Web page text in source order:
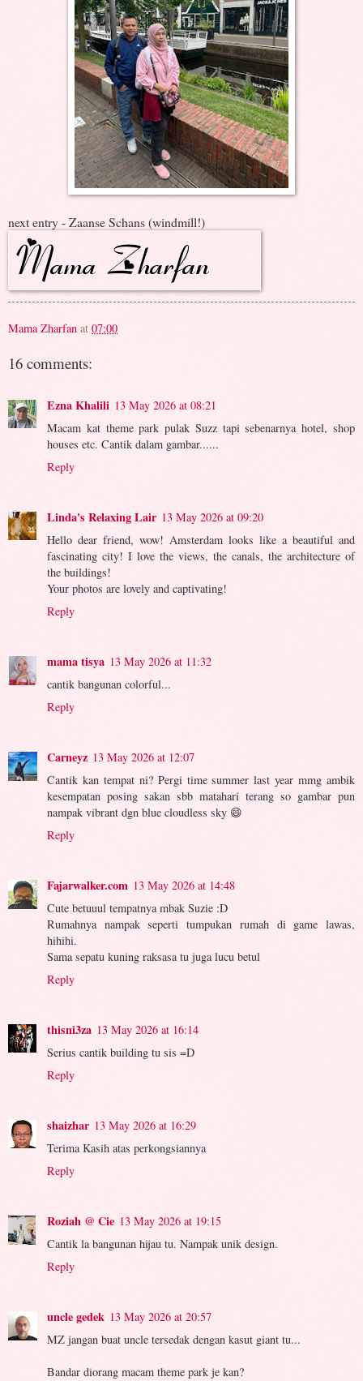
next entry - Zaanse Schans (windmill!)
Mama Zharfan at 07:00
16 comments:
Ezna Khalili 13 May 2026 at 08:21
Macam kat theme park pulak Suzz tapi sebenarnya hotel, shop
houses etc. Cantik dalam gambar......
Reply
Linda's Relaxing Lair 13 May 2026 at 09:20
Hello dear friend, wow! Amsterdam looks like a beautiful and
fascinating city! I love the views, the canals, the architecture of
the buildings!
Your photos are lovely and captivating!
Reply
mama tisya 13 May 2026 at 11:32
cantik bangunan colorful...
Reply
Carneyz 13 May 2026 at 12:07
Cantik kan tempat ni? Pergi time summer last year mmg ambik
kesempatan posing sakan sbb matahari terang so gambar pun
nampak vibrant dgn blue cloudless sky 😄
Reply
Fajarwalker.com 13 May 2026 at 14:48
Cute betuuul tempatnya mbak Suzie :D
Rumahnya nampak seperti tumpukan rumah di game lawas,
hihihi.
Sama sepatu kuning raksasa tu juga lucu betul
Reply
thisni3za 13 May 2026 at 16:14
Serius cantik building tu sis =D
Reply
shaizhar 13 May 2026 at 16:29
Terima Kasih atas perkongsiannya
Reply
Roziah @ Cie 13 May 2026 at 19:15
Cantik la bangunan hijau tu. Nampak unik design.
Reply
uncle gedek 13 May 2026 at 20:57
MZ jangan buat uncle tersedak dengan kasut giant tu...
Bandar diorang macam theme park je kan?